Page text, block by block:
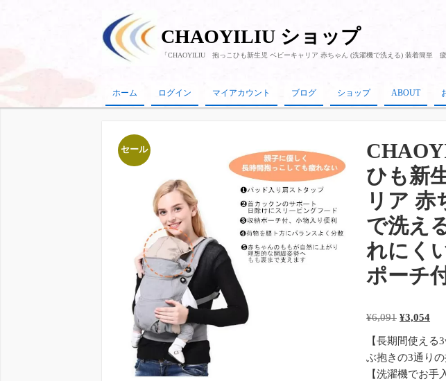
CHAOYILIU ショップ
「CHAOYILIU 抱っこひも新生児 ベビーキャリア 赤ちゃん (洗濯機で洗える) 装着簡単
ホーム ログイン マイアカウント ブログ ショップ ABOUT
セール
ひも新
リア 赤
で洗え
れにく
ポーチ
¥6,091 元
格
¥3,054現
価
【長期間使える
ぶ抱きの3通りの
【洗濯機でお手